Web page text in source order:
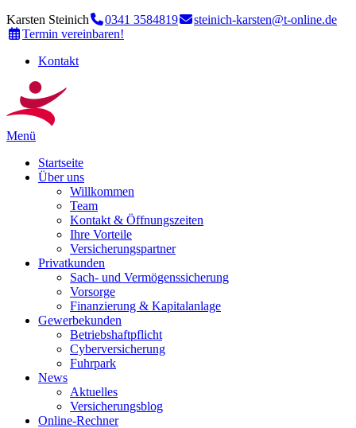
Karsten Steinich 0341 3584819
steinich-karsten@t-online.de
Termin vereinbaren!
Kontakt
Menü
Startseite
Über uns
Willkommen
Team
Kontakt & Öffnungszeiten
Ihre Vorteile
Versicherungspartner
Privatkunden
Sach- und Vermögenssicherung
Vorsorge
Finanzierung & Kapitalanlage
Gewerbekunden
Betriebshaftpflicht
Cyberversicherung
Fuhrpark
News
Aktuelles
Versicherungsblog
Online-Rechner